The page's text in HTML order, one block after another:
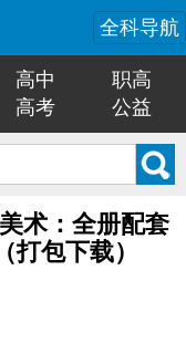
全科导航
高中
职高
高考 公益
术：全册配套
包下载）